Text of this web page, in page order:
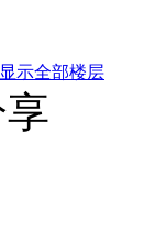
显示全部楼层